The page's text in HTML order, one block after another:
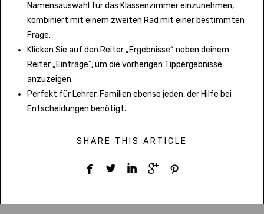
Namensauswahl für das Klassenzimmer einzunehmen,
kombiniert mit einem zweiten Rad mit einer bestimmten
Frage.
Klicken Sie auf den Reiter „Ergebnisse“ neben deinem
Reiter „Einträge“, um die vorherigen Tippergebnisse
anzuzeigen.
Perfekt für Lehrer, Familien ebenso jeden, der Hilfe bei
Entscheidungen benötigt.
SHARE THIS ARTICLE
    